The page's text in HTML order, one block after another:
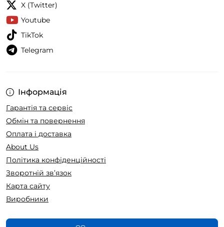
Інформація
Гарантія та сервіс
Обмін та повернення
Оплата і доставка
About Us
Політика конфіденційності
Зворотній зв’язок
Карта сайту
Виробники
X (Twitter)
Youtube
TikTok
Telegram